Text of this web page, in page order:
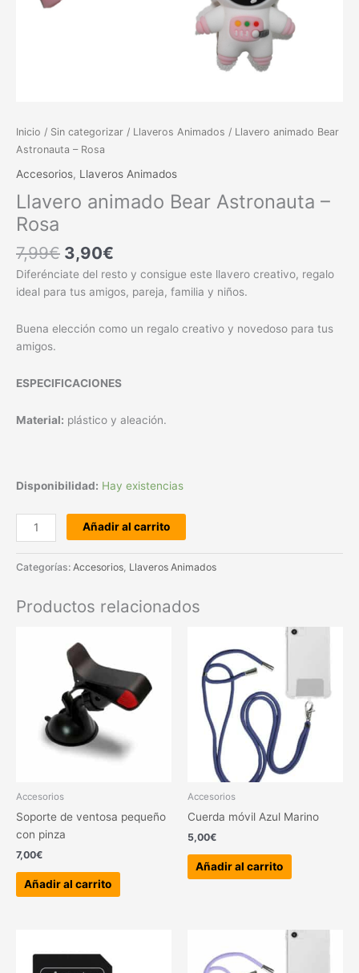
Inicio / Sin categorizar / Llaveros Animados / Llavero animado Bear
Astronauta – Rosa
Accesorios, Llaveros Animados
Llavero animado Bear Astronauta –
Rosa
7,99€ 3,90€
Diferénciate del resto y consigue este llavero creativo, regalo
ideal para tus amigos, pareja, familia y niños.
Buena elección como un regalo creativo y novedoso para tus
amigos.
ESPECIFICACIONES
Material: plástico y aleación.
Disponibilidad: Hay existencias
Añadir al carrito
Categorías: Accesorios Llaveros Animados
Productos relacionados
Accesorios
Soporte de ventosa pequeño
con pinza
7,00€
Añadir al carrito
Accesorios
Cuerda móvil Azul Marino
5,00€
Añadir al carrito